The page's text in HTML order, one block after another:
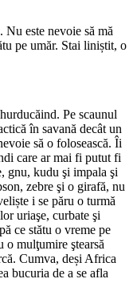
este nevoie să mă
pe umăr. Stai liniștit, o
Pe scaunul
în savană decât un
să o folosească. Îi
care ar mai fi putut fi
gnu, kudu şi impala şi
zebre şi o girafă, nu
i se păru o turmă
uriaşe, curbate şi
ce stătu o vreme pe
o mulţumire ştearsă
Cumva, deși Africa
bucuria de a se afla